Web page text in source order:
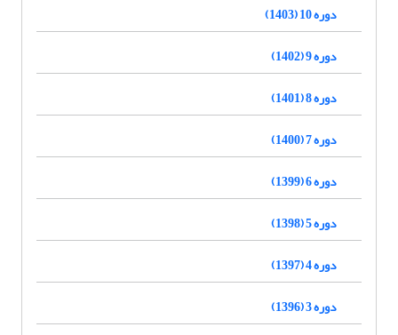
دوره 10 (1403)
دوره 9 (1402)
دوره 8 (1401)
دوره 7 (1400)
دوره 6 (1399)
دوره 5 (1398)
دوره 4 (1397)
دوره 3 (1396)